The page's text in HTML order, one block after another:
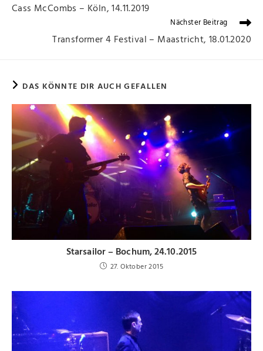
Cass McCombs – Köln, 14.11.2019
Nächster Beitrag
Transformer 4 Festival – Maastricht, 18.01.2020
DAS KÖNNTE DIR AUCH GEFALLEN
Starsailor – Bochum, 24.10.2015
27. Oktober 2015